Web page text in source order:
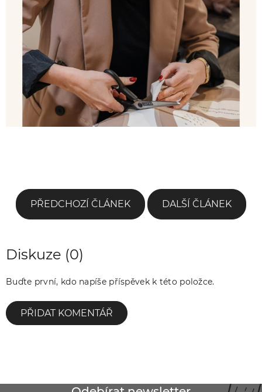
PŘEDCHOZÍ ČLÁNEK DALŠÍ ČLÁNEK
Diskuze (0)
Buďte první, kdo napíše příspěvek k této položce.
PŘIDAT KOMENTÁŘ